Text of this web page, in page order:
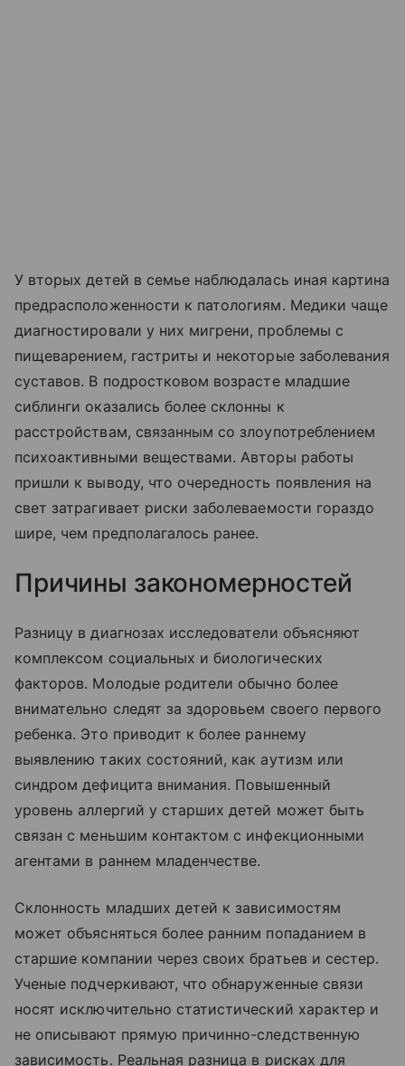
У вторых детей в семье наблюдалась иная картина
предрасположенности к патологиям. Медики чаще
диагностировали у них мигрени, проблемы с
пищеварением, гастриты и некоторые заболевания
суставов. В подростковом возрасте младшие
сиблинги оказались более склонны к
расстройствам, связанным со злоупотреблением
психоактивными веществами. Авторы работы
пришли к выводу, что очередность появления на
свет затрагивает риски заболеваемости гораздо
шире, чем предполагалось ранее.
Причины закономерностей
Разницу в диагнозах исследователи объясняют
комплексом социальных и биологических
факторов. Молодые родители обычно более
внимательно следят за здоровьем своего первого
ребенка. Это приводит к более раннему
выявлению таких состояний, как аутизм или
синдром дефицита внимания. Повышенный
уровень аллергий у старших детей может быть
связан с меньшим контактом с инфекционными
агентами в раннем младенчестве.
Склонность младших детей к зависимостям
может объясняться более ранним попаданием в
старшие компании через своих братьев и сестер.
Ученые подчеркивают, что обнаруженные связи
носят исключительно статистический характер и
не описывают прямую причинно-следственную
зависимость. Реальная разница в рисках для